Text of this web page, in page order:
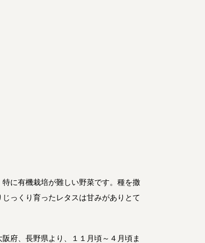
に有機栽培が難しい野菜です。種を撒
っくり育ったレタスは甘みがありとて
府、長野県より、１１月頃～４月頃ま